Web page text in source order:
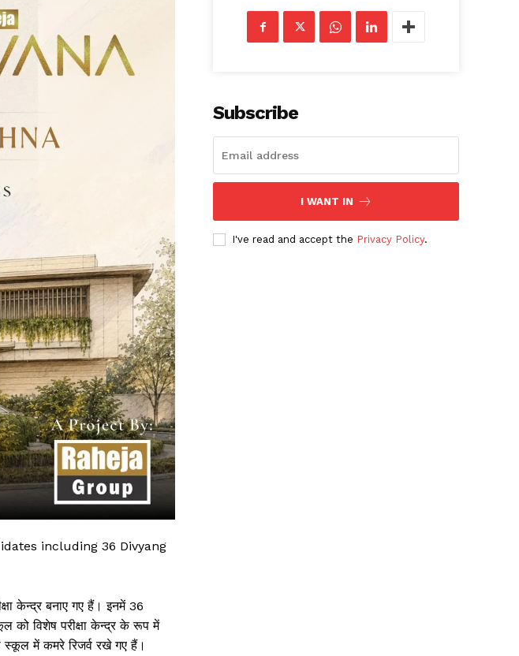
including 36 Divyang
केन्द्र बनाए गए हैं। इनमें 36
को विशेष परीक्षा केन्द्र के रूप में
स्कूल में कमरे रिजर्व रखे गए हैं।
Subscribe
I WANT IN
I've read and accept the Privacy Policy.